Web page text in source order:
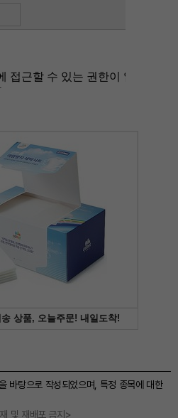
바탕으로 작성되었으며, 특정 종목에 대한
및 재배포 금지>